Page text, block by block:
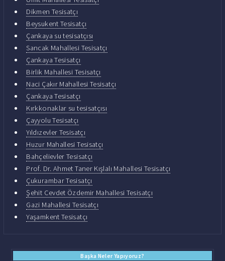
Dikmen Tesisatçı
Beysukent Tesisatçı
Çankaya su tesisatçısı
Sancak Mahallesi Tesisatçı
Çankaya Tesisatçı
Birlik Mahallesi Tesisatçı
Naci Çakır Mahallesi Tesisatçı
Çankaya Tesisatçı
Kırkkonaklar su tesisatçısı
Çayyolu Tesisatçı
Yıldızevler Tesisatçı
Huzur Mahallesi Tesisatçı
Bahçelievler Tesisatçı
Prof. Dr. Ahmet Taner Kışlalı Mahallesi Tesisatçı
Çukurambar Tesisatçı
Şehit Cevdet Özdemir Mahallesi Tesisatçı
Gazi Mahallesi Tesisatçı
Yaşamkent Tesisatçı
Başka Neler Yapıyoruz?